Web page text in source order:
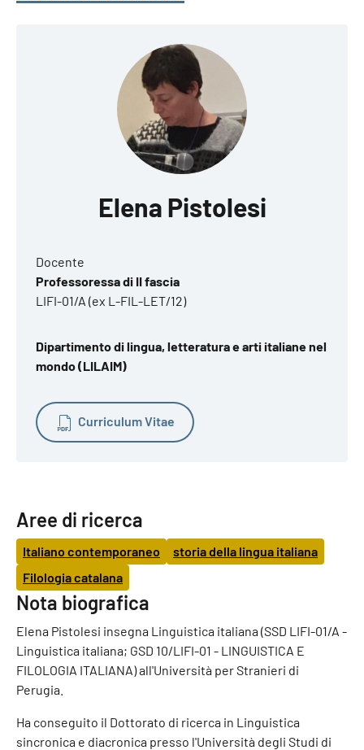
Elena Pistolesi
Docente
Professoressa di II fascia
LIFI-01/A (ex L-FIL-LET/12)
Dipartimento di lingua, letteratura e arti italiane nel
mondo (LILAIM)
Curriculum Vitae
Aree di ricerca
Italiano contemporaneo
storia della lingua italiana
Filologia catalana
Nota biografica
Elena Pistolesi insegna Linguistica italiana (SSD LIFI-01/A -
Linguistica italiana; GSD 10/LIFI-01 - LINGUISTICA E
FILOLOGIA ITALIANA) all'Università per Stranieri di
Perugia.
Ha conseguito il Dottorato di ricerca in Linguistica
sincronica e diacronica presso l'Università degli Studi di